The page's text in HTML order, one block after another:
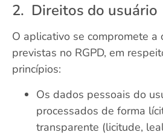
2. Direitos do usuário
O aplicativo se compromete a
previstas no RGPD, em
princípios:
Os dados pessoais do
processados de forma
transparente (licitude,